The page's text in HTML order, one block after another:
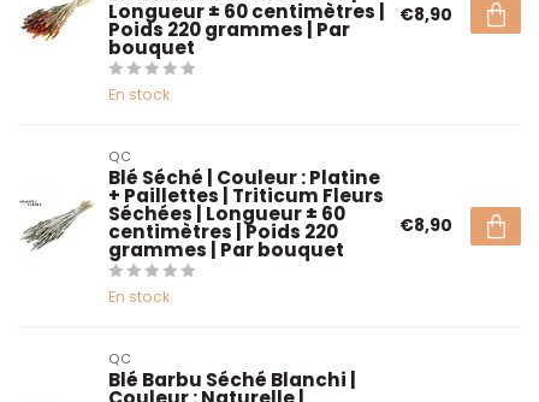
Longueur ± 60 centimètres |
Poids 220 grammes | Par
bouquet
En stock
€8,90
QC
Blé Séché | Couleur : Platine
+ Paillettes | Triticum Fleurs
Séchées | Longueur ± 60
centimètres | Poids 220
grammes | Par bouquet
En stock
€8,90
QC
Blé Barbu Séché Blanchi |